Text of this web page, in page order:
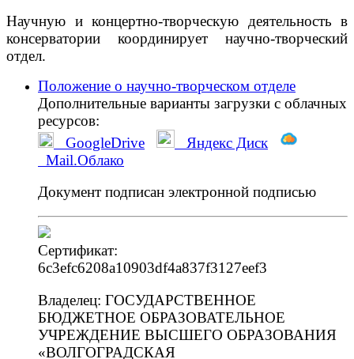
Научную и концертно-творческую деятельность в
консерватории координирует научно-творческий
отдел.
Положение о научно-творческом отделе
Дополнительные варианты загрузки с облачных
ресурсов:
GoogleDrive
Яндекс Диск
Mail.Облако
Документ подписан электронной подписью
Сертификат:
6c3efc6208a10903df4a837f3127eef3
Владелец: ГОСУДАРСТВЕННОЕ
БЮДЖЕТНОЕ ОБРАЗОВАТЕЛЬНОЕ
УЧРЕЖДЕНИЕ ВЫСШЕГО ОБРАЗОВАНИЯ
«ВОЛГОГРАДСКАЯ